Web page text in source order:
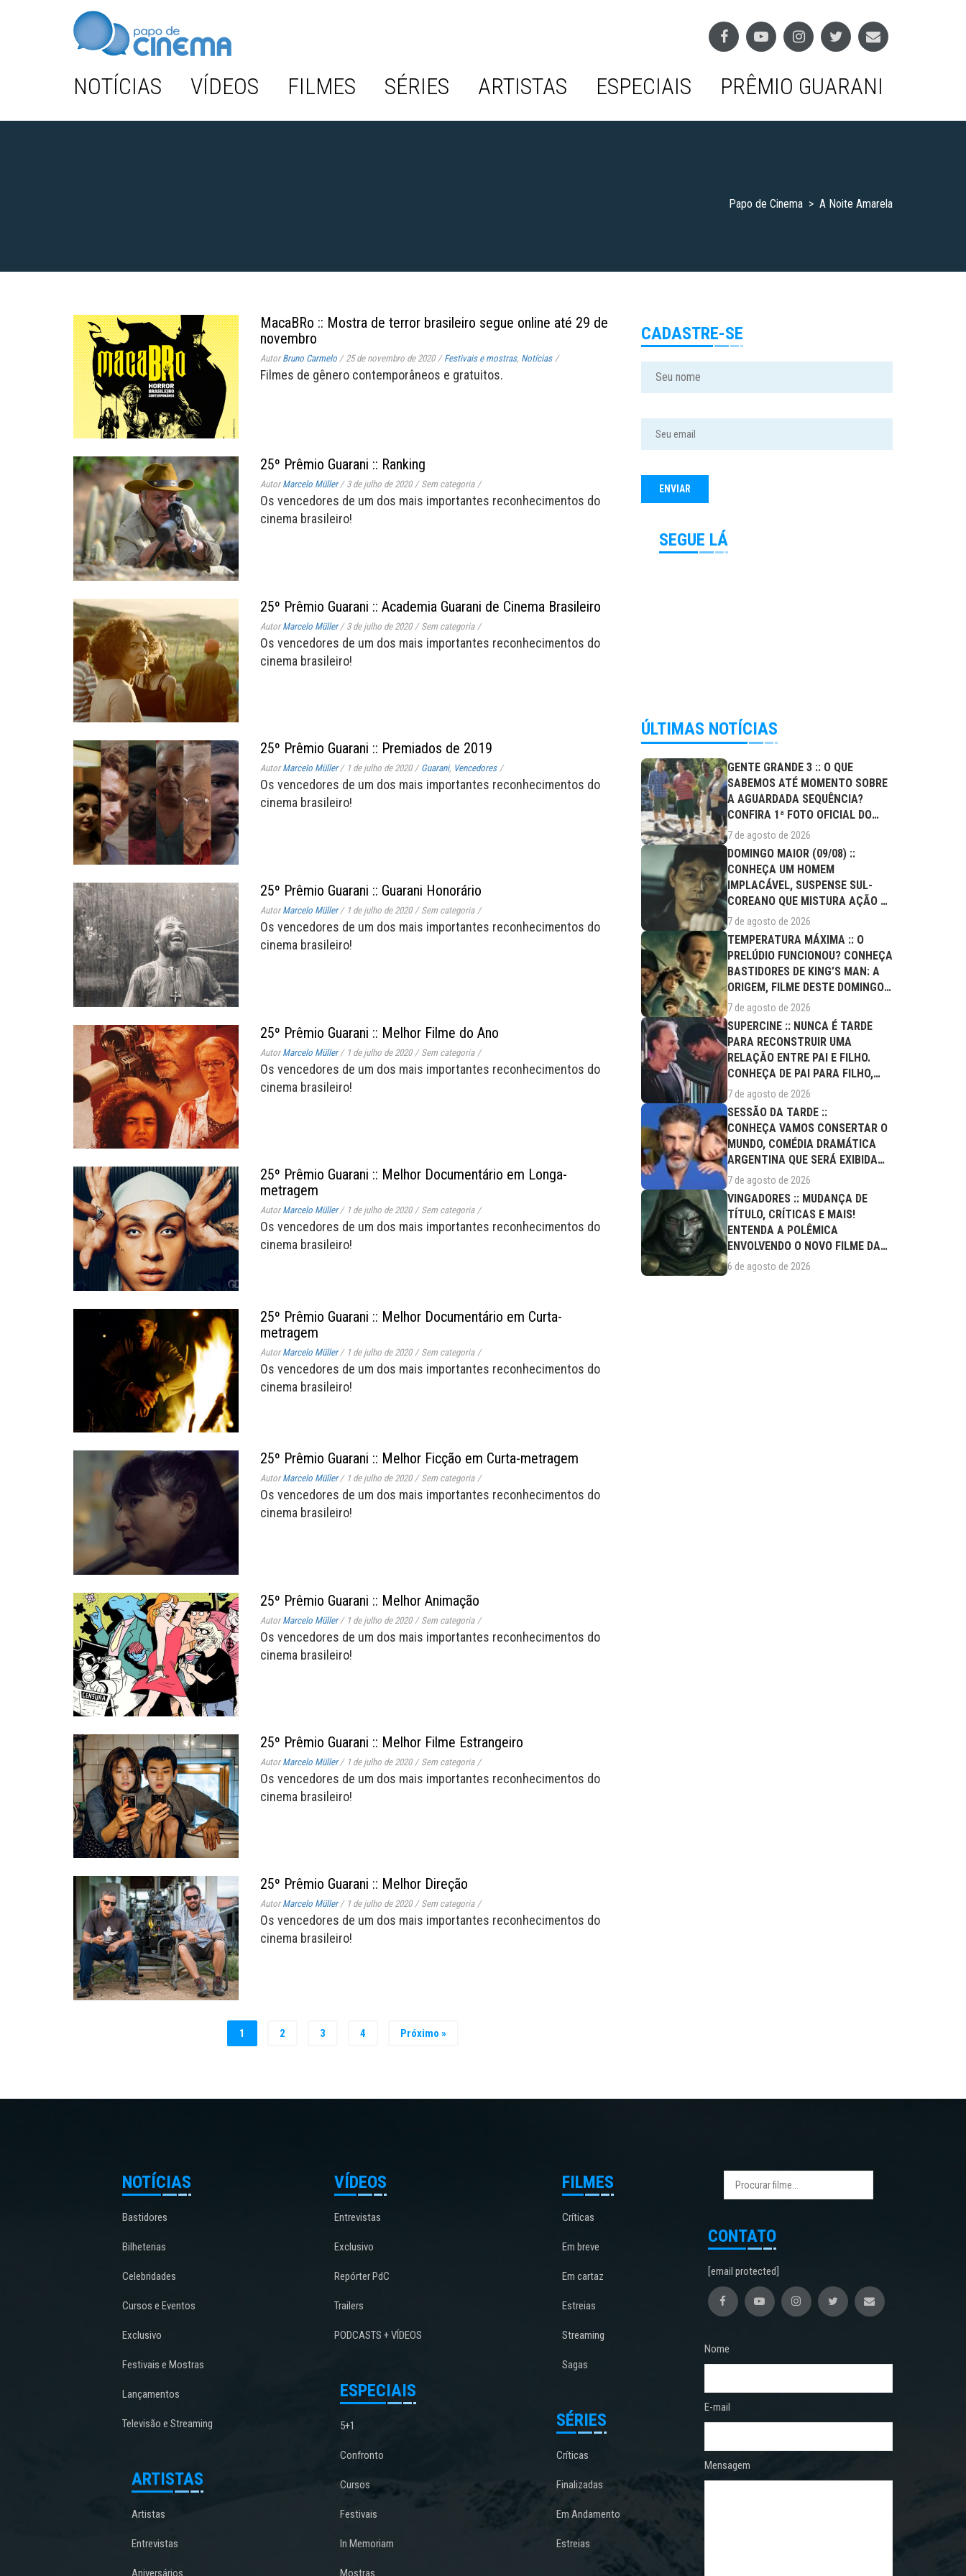
NOTÍCIAS VÍDEOS FILMES SÉRIES ARTISTAS ESPECIAIS PRÊMIO GUARANI
Papo de Cinema > A Noite Amarela
MacaBRo :: Mostra de terror brasileiro segue online até 29 de
novembro
AutorBruno Carmelo / 25 de novembro de 2020 / Festivais e mostras, Notícias /
Filmes de gênero contemporâneos e gratuitos.
25º Prêmio Guarani :: Ranking
AutorMarcelo Müller / 3 de julho de 2020 / Sem categoria /
Os vencedores de um dos mais importantes reconhecimentos do
cinema brasileiro!
25º Prêmio Guarani :: Academia Guarani de Cinema Brasileiro
AutorMarcelo Müller / 3 de julho de 2020 / Sem categoria /
Os vencedores de um dos mais importantes reconhecimentos do
cinema brasileiro!
25º Prêmio Guarani :: Premiados de 2019
AutorMarcelo Müller / 1 de julho de 2020 / Guarani, Vencedores /
Os vencedores de um dos mais importantes reconhecimentos do
cinema brasileiro!
25º Prêmio Guarani :: Guarani Honorário
AutorMarcelo Müller / 1 de julho de 2020 / Sem categoria /
Os vencedores de um dos mais importantes reconhecimentos do
cinema brasileiro!
25º Prêmio Guarani :: Melhor Filme do Ano
AutorMarcelo Müller / 1 de julho de 2020 / Sem categoria /
Os vencedores de um dos mais importantes reconhecimentos do
cinema brasileiro!
25º Prêmio Guarani :: Melhor Documentário em Longa-
metragem
AutorMarcelo Müller / 1 de julho de 2020 / Sem categoria /
Os vencedores de um dos mais importantes reconhecimentos do
cinema brasileiro!
25º Prêmio Guarani :: Melhor Documentário em Curta-
metragem
AutorMarcelo Müller / 1 de julho de 2020 / Sem categoria /
Os vencedores de um dos mais importantes reconhecimentos do
cinema brasileiro!
25º Prêmio Guarani :: Melhor Ficção em Curta-metragem
AutorMarcelo Müller / 1 de julho de 2020 / Sem categoria /
Os vencedores de um dos mais importantes reconhecimentos do
cinema brasileiro!
25º Prêmio Guarani :: Melhor Animação
AutorMarcelo Müller / 1 de julho de 2020 / Sem categoria /
Os vencedores de um dos mais importantes reconhecimentos do
cinema brasileiro!
25º Prêmio Guarani :: Melhor Filme Estrangeiro
AutorMarcelo Müller / 1 de julho de 2020 / Sem categoria /
Os vencedores de um dos mais importantes reconhecimentos do
cinema brasileiro!
25º Prêmio Guarani :: Melhor Direção
AutorMarcelo Müller / 1 de julho de 2020 / Sem categoria /
Os vencedores de um dos mais importantes reconhecimentos do
cinema brasileiro!
1 2 3 4 Próximo »
CADASTRE-SE
SEGUE LÁ
ÚLTIMAS NOTÍCIAS
GENTE GRANDE 3 :: O QUE
SABEMOS ATÉ MOMENTO SOBRE
A AGUARDADA SEQUÊNCIA?
CONFIRA 1ª FOTO OFICIAL DO
ELENCO!
7 de agosto de 2026
DOMINGO MAIOR (09/08) ::
CONHEÇA UM HOMEM
IMPLACÁVEL, SUSPENSE SUL-
COREANO QUE MISTURA AÇÃO E
DRAMA FAMILIAR
7 de agosto de 2026
TEMPERATURA MÁXIMA :: O
PRELÚDIO FUNCIONOU? CONHEÇA
BASTIDORES DE KING’S MAN: A
ORIGEM, FILME DESTE DOMINGO
(09/08)
7 de agosto de 2026
SUPERCINE :: NUNCA É TARDE
PARA RECONSTRUIR UMA
RELAÇÃO ENTRE PAI E FILHO.
CONHEÇA DE PAI PARA FILHO,
FILME DESTE...
7 de agosto de 2026
SESSÃO DA TARDE ::
CONHEÇA VAMOS CONSERTAR O
MUNDO, COMÉDIA DRAMÁTICA
ARGENTINA QUE SERÁ EXIBIDA
NESTA SEXTA (07/08)
7 de agosto de 2026
VINGADORES :: MUDANÇA DE
TÍTULO, CRÍTICAS E MAIS!
ENTENDA A POLÊMICA
ENVOLVENDO O NOVO FILME DA
MARVEL
6 de agosto de 2026
NOTÍCIAS
Bastidores
Bilheterias
Celebridades
Cursos e Eventos
Exclusivo
Festivais e Mostras
Lançamentos
Televisão e Streaming
ARTISTAS
Artistas
Entrevistas
Aniversários
VÍDEOS
Entrevistas
Exclusivo
Repórter PdC
Trailers
PODCASTS + VÍDEOS
ESPECIAIS
5+1
Confronto
Cursos
Festivais
In Memoriam
Mostras
FILMES
Críticas
Em breve
Em cartaz
Estreias
Streaming
Sagas
SÉRIES
Críticas
Finalizadas
Em Andamento
Estreias
CONTATO
[email protected]
Nome
E-mail
Mensagem